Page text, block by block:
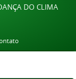
DO CLIMA